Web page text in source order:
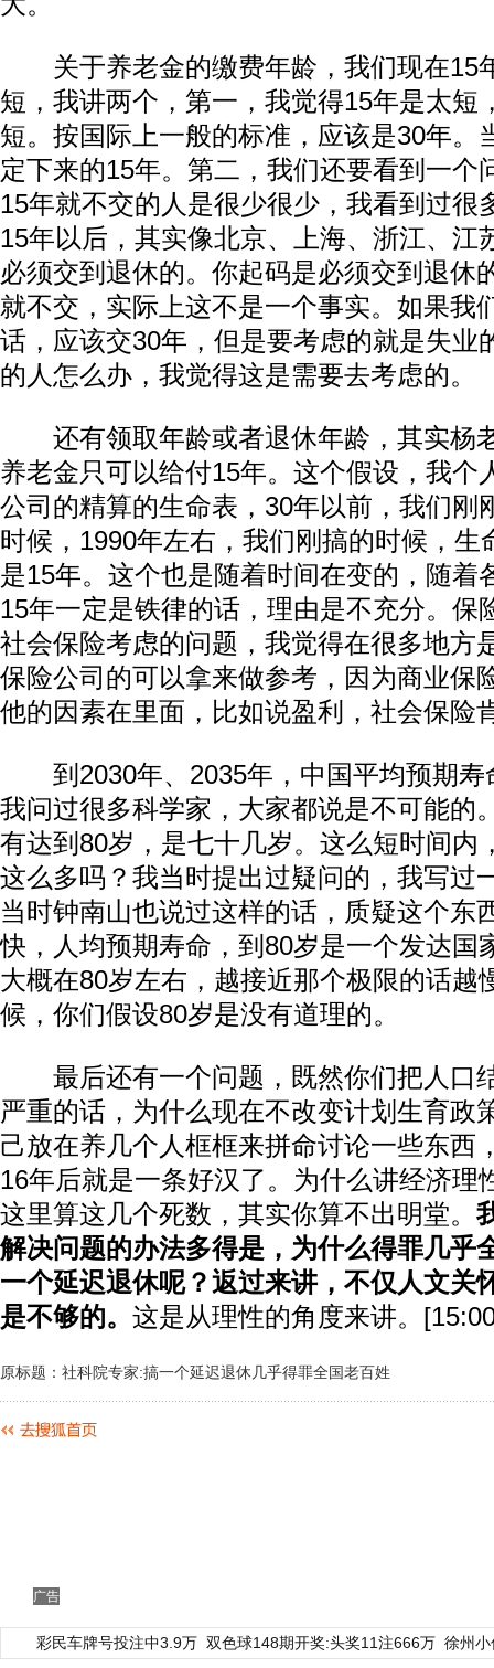
关于养老金的缴费年龄，我们现在15
短，我讲两个，第一，我觉得15年是太短
短。按国际上一般的标准，应该是30年。
定下来的15年。第二，我们还要看到一个
15年就不交的人是很少很少，我看到过很
15年以后，其实像北京、上海、浙江、江
必须交到退休的。你起码是必须交到退休
就不交，实际上这不是一个事实。如果我
话，应该交30年，但是要考虑的就是失业
的人怎么办，我觉得这是需要去考虑的。
还有领取年龄或者退休年龄，其实杨
养老金只可以给付15年。这个假设，我个
公司的精算的生命表，30年以前，我们刚
时候，1990年左右，我们刚搞的时候，生
是15年。这个也是随着时间在变的，随着
15年一定是铁律的话，理由是不充分。保
社会保险考虑的问题，我觉得在很多地方
保险公司的可以拿来做参考，因为商业保
他的因素在里面，比如说盈利，社会保险
到2030年、2035年，中国平均预期寿
我问过很多科学家，大家都说是不可能的
有达到80岁，是七十几岁。这么短时间内
这么多吗？我当时提出过疑问的，我写过
当时钟南山也说过这样的话，质疑这个东
快，人均预期寿命，到80岁是一个发达国
大概在80岁左右，越接近那个极限的话越
候，你们假设80岁是没有道理的。
最后还有一个问题，既然你们把人口
严重的话，为什么现在不改变计划生育政
己放在养几个人框框来拼命讨论一些东西
16年后就是一条好汉了。为什么讲经济理
这里算这几个死数，其实你算不出明堂。
解决问题的办法多得是，为什么得罪几乎
一个延迟退休呢？返过来讲，不仅人文关
是不够的。 这是从理性的角度来讲。
原标题：社科院专家:搞一个延迟退休几乎得罪全国老百姓
广告
彩民车牌号投注中3.9万 双色球148期开奖:头奖11注666万 徐州